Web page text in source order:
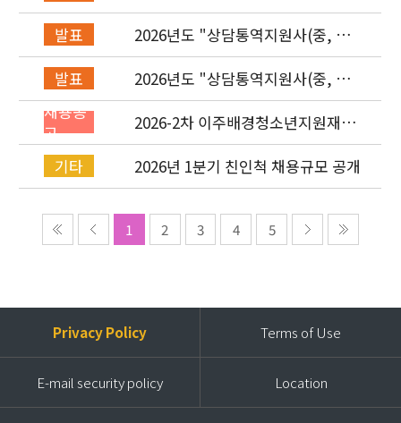
자 발표 및 면접전형 안내
발표
2026년도 "상담통역지원사(중, 베,
러, 몽)" 면접심사 합격자 발표
발표
2026년도 "상담통역지원사(중, 베,
러, 몽)" 서류심사 합격자 발표
채용공
고
2026-2차 이주배경청소년지원재단
직원(기획운영실/사업운영부/개발
협력부) 채용공고 (~4/26)
기타 2026년 1분기 친인척 채용규모 공개
1 2 3 4 5
Privacy Policy Terms of Use
E-mail security policy Location